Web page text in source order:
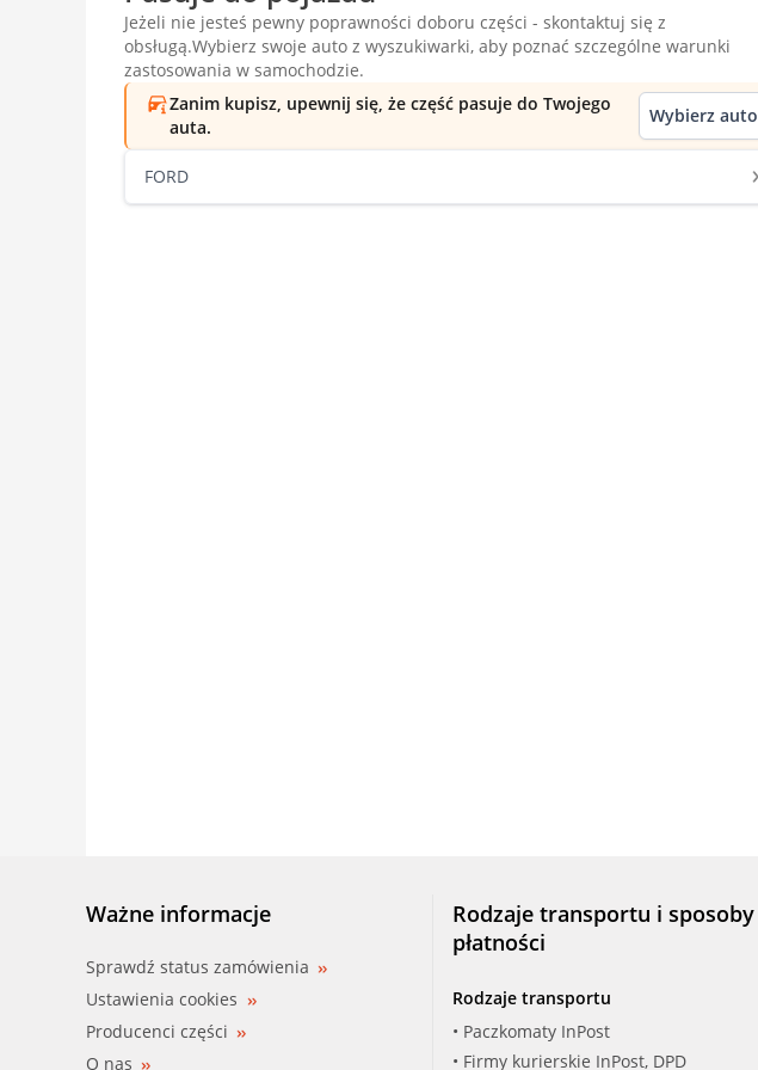
Jeżeli nie jesteś pewny poprawności doboru części - skontaktuj się z
obsługą.Wybierz swoje auto z wyszukiwarki, aby poznać szczególne warunki
zastosowania w samochodzie.
Zanim kupisz, upewnij się, że część pasuje do Twojego
auta.
Wybierz auto
FORD
Ważne informacje
Sprawdź status zamówienia
Ustawienia cookies
Producenci części
O nas
Rodzaje transportu i sposoby
płatności
Rodzaje transportu
• Paczkomaty InPost
• Firmy kurierskie InPost, DPD